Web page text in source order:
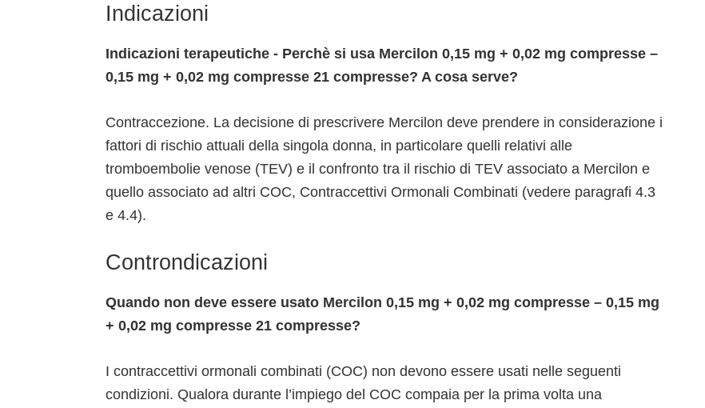
Indicazioni
Indicazioni terapeutiche - Perchè si usa Mercilon 0,15 mg + 0,02 mg compresse –
0,15 mg + 0,02 mg compresse 21 compresse? A cosa serve?
Contraccezione. La decisione di prescrivere Mercilon deve prendere in considerazione i
fattori di rischio attuali della singola donna, in particolare quelli relativi alle
tromboembolie venose (TEV) e il confronto tra il rischio di TEV associato a Mercilon e
quello associato ad altri COC, Contraccettivi Ormonali Combinati (vedere paragrafi 4.3
e 4.4).
Controndicazioni
Quando non deve essere usato Mercilon 0,15 mg + 0,02 mg compresse – 0,15 mg
+ 0,02 mg compresse 21 compresse?
I contraccettivi ormonali combinati (COC) non devono essere usati nelle seguenti
condizioni. Qualora durante l’impiego del COC compaia per la prima volta una